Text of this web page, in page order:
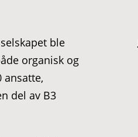
ble
organisk og
ansatte,
del av B3